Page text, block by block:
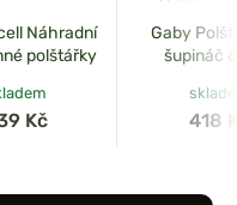
Náhradní
polštářky
Kč
Gaby
šupináč
418